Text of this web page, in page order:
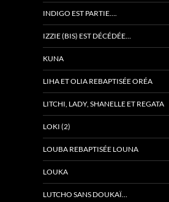
INDIGO EST PARTIE….
IZZIE (BIS) EST DÉCÉDÉE…
KUNA
LIHA ET OLIA REBAPTISÉE ORÉA
LITCHI, LADY, SHANELLE ET REGATA
LOKI (2)
LOUBA REBAPTISÉE LOUNA
LOUKA
LUTCHO SANS DOUKAÏ…